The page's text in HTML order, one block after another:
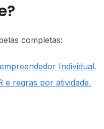
completas:
Individual.
e regras por atividade.